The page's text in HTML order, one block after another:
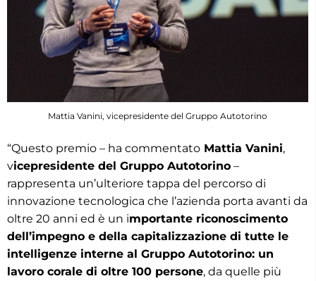
Mattia Vanini, vicepresidente del Gruppo Autotorino
“Questo premio – ha commentato Mattia Vanini,
vicepresidente del Gruppo Autotorino –
rappresenta un’ulteriore tappa del percorso di
innovazione tecnologica che l’azienda porta avanti da
oltre 20 anni ed è un importante riconoscimento
dell’impegno e della capitalizzazione di tutte le
intelligenze interne al Gruppo Autotorino: un
lavoro corale di oltre 100 persone, da quelle più